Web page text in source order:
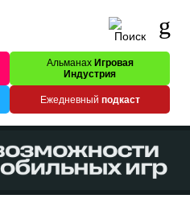
Альманах Игровая
Индустрия
Ежедневный подкаст